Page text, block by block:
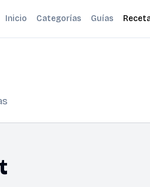
Inicio Categorías Guías